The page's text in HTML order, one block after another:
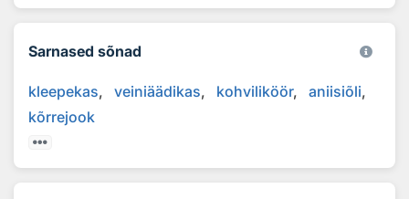
Sarnased sõnad
kleepekas veiniäädikas kohviliköör
aniisiõli
kõrrejook